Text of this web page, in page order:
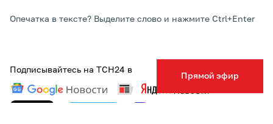
Прямой эфир
Опечатка в тексте? Выделите слово и нажмите Ctrl+Enter
Подписывайтесь на ТСН24 в